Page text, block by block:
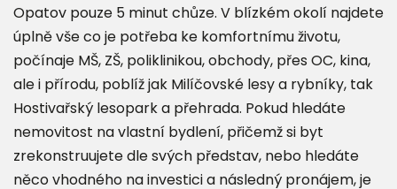
Opatov pouze 5 minut chůze. V blízkém okolí najdete
úplně vše co je potřeba ke komfortnímu životu,
počínaje MŠ, ZŠ, poliklinikou, obchody, přes OC, kina,
ale i přírodu, poblíž jak Milíčovské lesy a rybníky, tak
Hostivařský lesopark a přehrada. Pokud hledáte
nemovitost na vlastní bydlení, přičemž si byt
zrekonstruujete dle svých představ, nebo hledáte
něco vhodného na investici a následný pronájem, je